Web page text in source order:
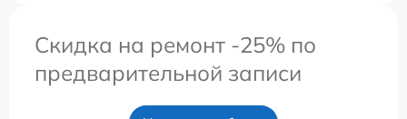
Скидка на ремонт -25% по
предварительной записи